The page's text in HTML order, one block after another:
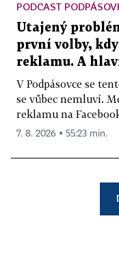
PODCAST
Utajený
první volby,
reklamu. A
V Podpásovce se
se vůbec nemluví.
reklamu na
7. 8. 2026 ▪ 55:23 min.